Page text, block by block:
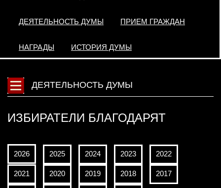
ДЕЯТЕЛЬНОСТЬ ДУМЫ ПРИЕМ ГРАЖДАН
НАГРАДЫ ИСТОРИЯ ДУМЫ
ДЕЯТЕЛЬНОСТЬ ДУМЫ
ИЗБИРАТЕЛИ БЛАГОДАРЯТ
2026 2025 2024 2023 2022
2021 2020 2019 2018 2017